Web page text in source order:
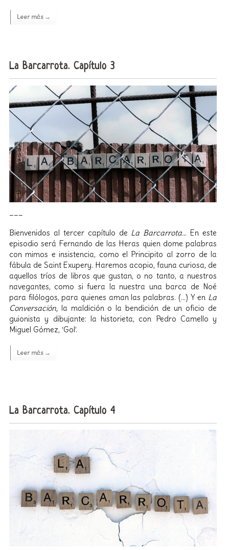
Leer más →
La Barcarrota. Capítulo 3
Bienvenidos al tercer capítulo de La Barcarrota... En este
episodio será Fernando de las Heras quien dome palabras
con mimos e insistencia, como el Principito al zorro de la
fábula de Saint Exupery. Haremos acopio, fauna curiosa, de
aquellos tríos de libros que gustan, o no tanto, a nuestros
navegantes, como si fuera la nuestra una barca de Noé
para filólogos, para quienes aman las palabras. (…) Y en La
Conversación, la maldición o la bendición de un oficio de
guionista y dibujante: la historieta, con Pedro Camello y
Miguel Gómez, ‘Gol’.
Leer más →
La Barcarrota. Capítulo 4